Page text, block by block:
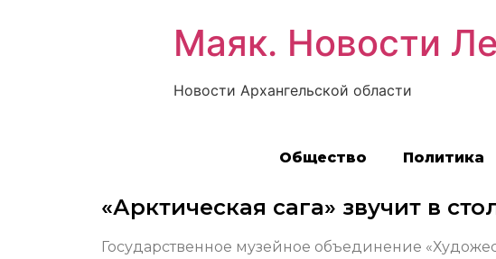
Маяк. Новости
Новости Архангельской области
Общество Политика
«Арктическая сага» звучит в
Государственное музейное объединение